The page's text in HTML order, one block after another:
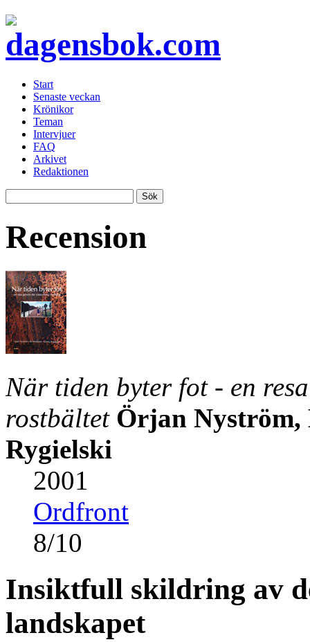
Start
Senaste veckan
Krönikor
Teman
Intervjuer
FAQ
Arkivet
Redaktionen
Recension
När tiden byter fot - en
rostbältet Örjan Nyström,
Rygielski
2001
Ordfront
8/10
Insiktfull skildring av
landskapet